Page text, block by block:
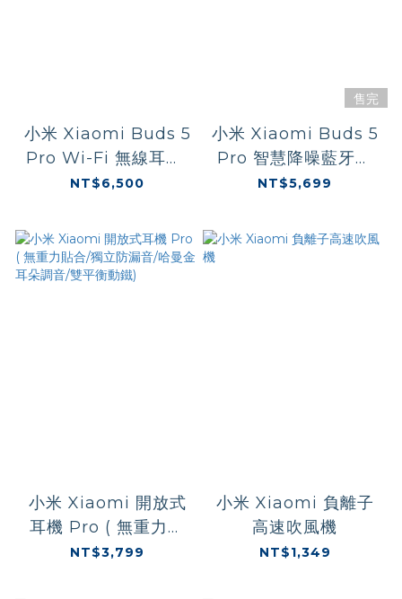
小米 Xiaomi Buds 5
Pro Wi-Fi 無線耳機(
Wi-Fi 遠距暢聯/透亮
NT$6,500
售完
小米 Xiaomi Buds 5
Pro 智慧降噪藍牙耳
機/陶瓷白
NT$5,699
小米 Xiaomi 開放式
耳機 Pro ( 無重力貼
合/獨立防漏音/哈曼金
NT$3,799
小米 Xiaomi 負離子
高速吹風機
NT$1,349